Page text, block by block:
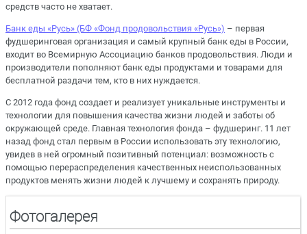
средств часто не хватает.
Банк еды «Русь» (БФ «Фонд продовольствия «Русь») – первая
фудшеринговая организация и самый крупный банк еды в России,
входит во Всемирную Ассоциацию банков продовольствия. Люди и
производители пополняют банк еды продуктами и товарами для
бесплатной раздачи тем, кто в них нуждается.
С 2012 года фонд создает и реализует уникальные инструменты и
технологии для повышения качества жизни людей и заботы об
окружающей среде. Главная технология фонда – фудшеринг. 11 лет
назад фонд стал первым в России использовать эту технологию,
увидев в ней огромный позитивный потенциал: возможность с
помощью перераспределения качественных неиспользованных
продуктов менять жизни людей к лучшему и сохранять природу.
Фотогалерея